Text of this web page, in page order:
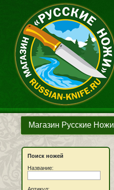
Магазин Русские Ножи
Поиск ножей
Название: